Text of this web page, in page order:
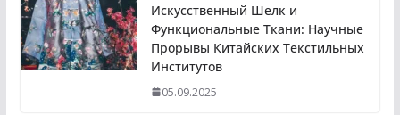
Искусственный Шелк и
Функциональные Ткани: Научные
Прорывы Китайских Текстильных
Институтов
05.09.2025